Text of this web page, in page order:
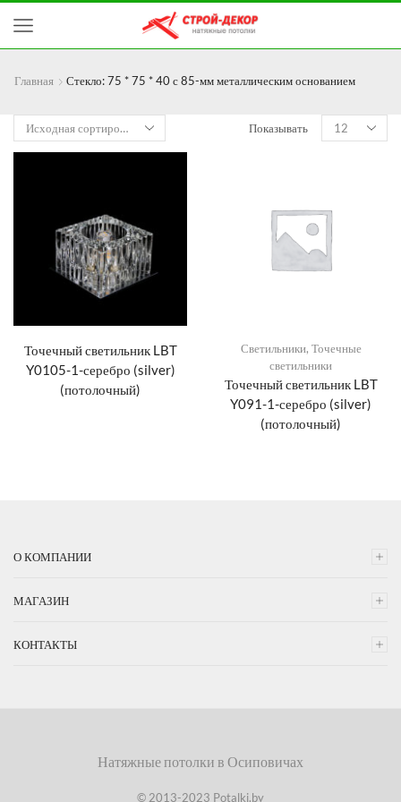
Главная Стекло: 75 * 75 * 40 с 85-мм металлическим основанием
Показывать
Точечный светильник LBT
Y0105-1-серебро (silver)
(потолочный)
Светильники, Точечные
светильники
Точечный светильник LBT
Y091-1-серебро (silver)
(потолочный)
О КОМПАНИИ
МАГАЗИН
КОНТАКТЫ
Натяжные потолки в Осиповичах
© 2013-2023 Potalki.by